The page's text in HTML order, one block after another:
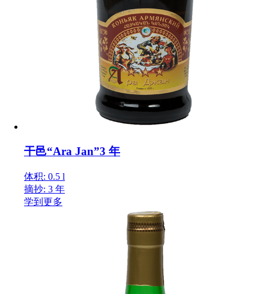
干邑“Ara Jan”3 年
体积: 0.5 l
摘抄: 3 年
学到更多